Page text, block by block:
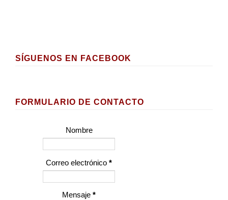
SÍGUENOS EN FACEBOOK
FORMULARIO DE CONTACTO
Nombre
Correo electrónico *
Mensaje *